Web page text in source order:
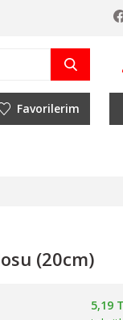
Favorilerim
(20cm)
5,19